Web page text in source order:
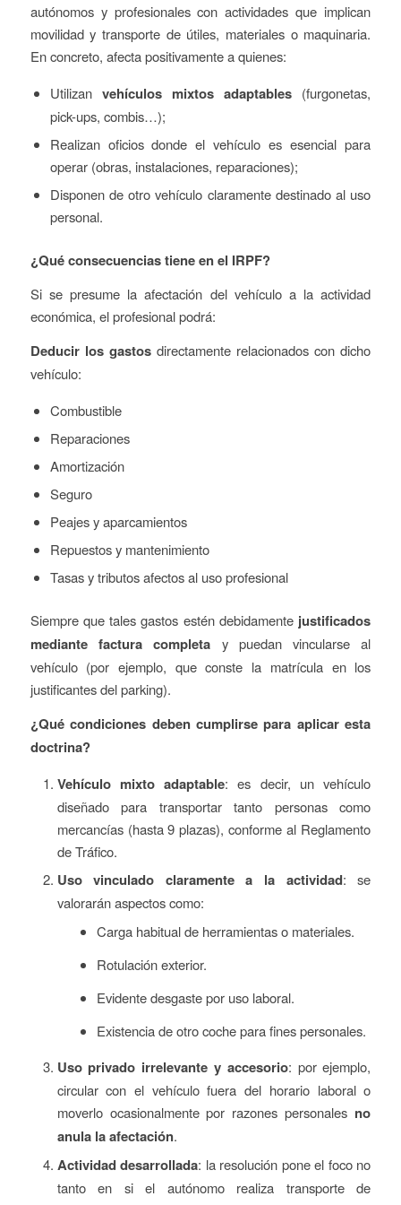
autónomos y profesionales con actividades que implican
movilidad y transporte de útiles, materiales o maquinaria.
En concreto, afecta positivamente a quienes:
Utilizan vehículos mixtos adaptables (furgonetas,
pick-ups, combis…);
Realizan oficios donde el vehículo es esencial para
operar (obras, instalaciones, reparaciones);
Disponen de otro vehículo claramente destinado al uso
personal.
¿Qué consecuencias tiene en el IRPF?
Si se presume la afectación del vehículo a la actividad
económica, el profesional podrá:
Deducir los gastosdirectamente relacionados con dicho
vehículo:
Combustible
Reparaciones
Amortización
Seguro
Peajes y aparcamientos
Repuestos y mantenimiento
Tasas y tributos afectos al uso profesional
Siempre que tales gastos estén debidamente justificados
mediante factura completa y puedan vincularse al
vehículo (por ejemplo, que conste la matrícula en los
justificantes del parking).
¿Qué condiciones deben cumplirse para aplicar esta
doctrina?
Vehículo mixto adaptable: es decir, un vehículo
diseñado para transportar tanto personas como
mercancías (hasta 9 plazas), conforme al Reglamento
de Tráfico.
Uso vinculado claramente a la actividad: se
valorarán aspectos como:
Carga habitual de herramientas o materiales.
Rotulación exterior.
Evidente desgaste por uso laboral.
Existencia de otro coche para fines personales.
Uso privado irrelevante y accesorio: por ejemplo,
circular con el vehículo fuera del horario laboral o
moverlo ocasionalmente por razones personales no
anula la afectación.
Actividad desarrollada: la resolución pone el foco no
tanto en si el autónomo realiza transporte de